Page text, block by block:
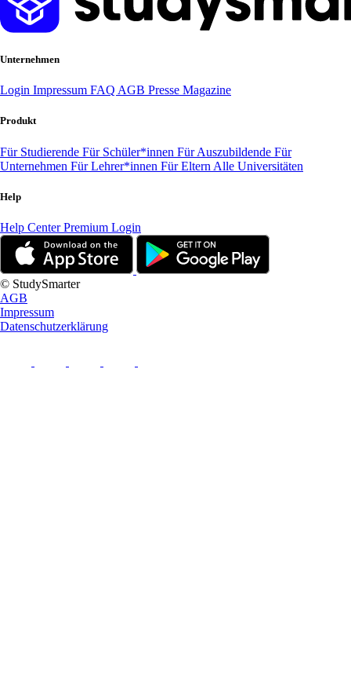
Unternehmen
Login Impressum FAQ AGB Presse Magazine
Produkt
Für Studierende Für Schüler*innen Für Auszubildende Für
Unternehmen Für Lehrer*innen Für Eltern Alle Universitäten
Help
Help CenterPremium Login
© StudySmarter
AGB
Impressum
Datenschutzerklärung